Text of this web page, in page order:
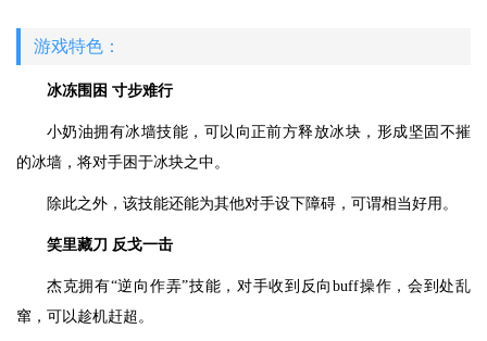
游戏特色：
冰冻围困 寸步难行
小奶油拥有冰墙技能，可以向正前方释放冰块，形成坚固不摧
的冰墙，将对手困于冰块之中。
除此之外，该技能还能为其他对手设下障碍，可谓相当好用。
笑里藏刀 反戈一击
杰克拥有“逆向作弄”技能，对手收到反向buff操作，会到处乱
窜，可以趁机赶超。